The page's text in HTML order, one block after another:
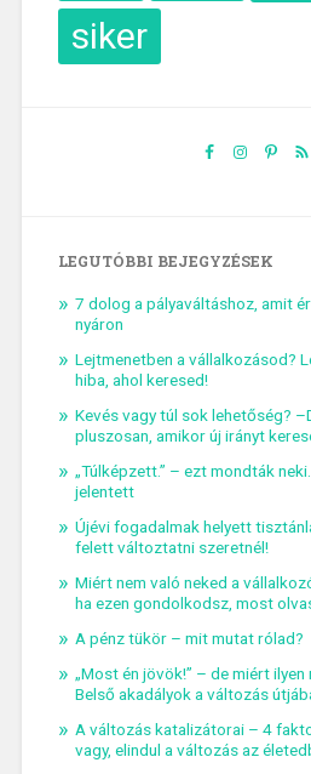
siker
LEGUTÓBBI BEJEGYZÉSEK
7 dolog a pályaváltáshoz, amit
nyáron
Lejtmenetben a vállalkozásod?
hiba, ahol keresed!
Kevés vagy túl sok lehetőség?
pluszosan, amikor új irányt
„Túlképzett.” – ezt mondták
jelentett
Újévi fogadalmak helyett
felett változtatni szeretnél!
Miért nem való neked a
ha ezen gondolkodsz, most
A pénz tükör – mit mutat rólad?
„Most én jövök!” – de miért
Belső akadályok a változás
A változás katalizátorai – 4
vagy, elindul a változás az